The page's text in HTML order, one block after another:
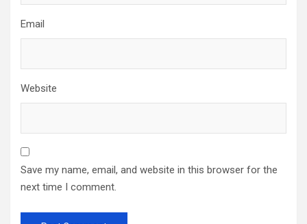
Email
Website
Save my name, email, and website in this browser for the
next time I comment.